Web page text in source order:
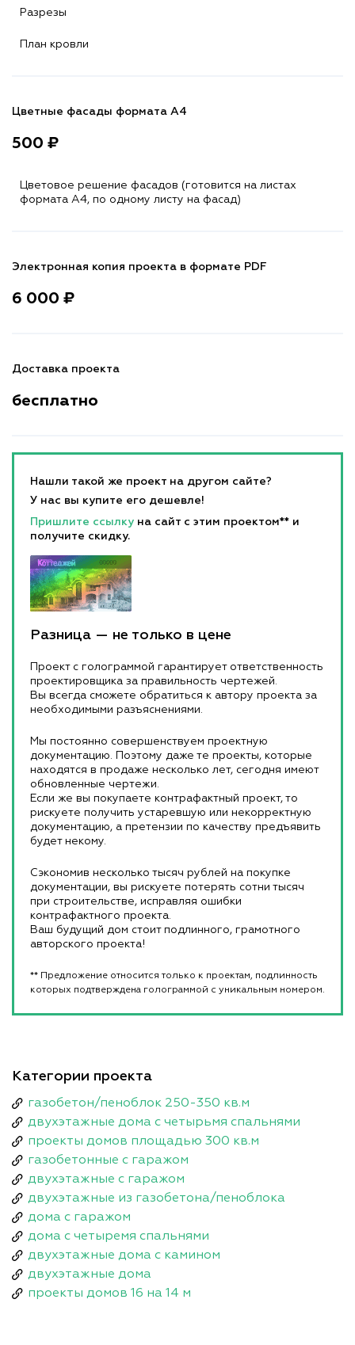
Разрезы
План кровли
Цветные фасады формата А4
500 ₽
Цветовое решение фасадов (готовится на листах
формата A4, по одному листу на фасад)
Электронная копия проекта в формате PDF
6 000 ₽
Доставка проекта
бесплатно
Нашли такой же проект на другом сайте?
У нас вы купите его дешевле!
Пришлите ссылку на сайт с этим проектом** и
получите скидку.
Разница — не только в цене
Проект с голограммой гарантирует ответственность
проектировщика за правильность чертежей.
Вы всегда сможете обратиться к автору проекта за
необходимыми разъяснениями.
Мы постоянно совершенствуем проектную
документацию. Поэтому даже те проекты, которые
находятся в продаже несколько лет, сегодня имеют
обновленные чертежи.
Если же вы покупаете контрафактный проект, то
рискуете получить устаревшую или некорректную
документацию, а претензии по качеству предъявить
будет некому.
Сэкономив несколько тысяч рублей на покупке
документации, вы рискуете потерять сотни тысяч
при строительстве, исправляя ошибки
контрафактного проекта.
Ваш будущий дом стоит подлинного, грамотного
авторского проекта!
** Предложение относится только к проектам, подлинность
которых подтверждена голограммой с уникальным номером.
Категории проекта
газобетон/пеноблок 250-350 кв.м
двухэтажные дома с четырьмя спальнями
проекты домов площадью 300 кв.м
газобетонные с гаражом
двухэтажные с гаражом
двухэтажные из газобетона/пеноблока
дома с гаражом
дома с четыремя спальнями
двухэтажные дома с камином
двухэтажные дома
проекты домов 16 на 14 м